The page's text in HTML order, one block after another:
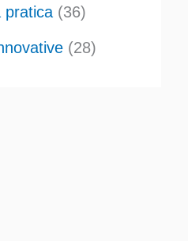
pratica(36)
(28)